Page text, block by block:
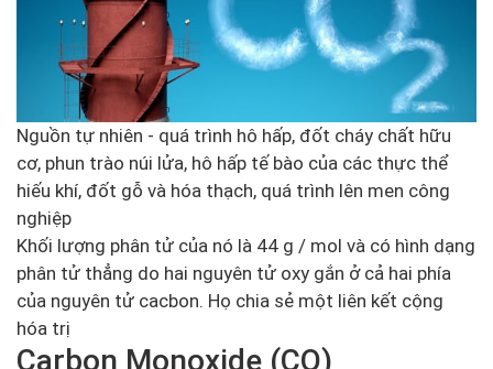
Nguồn tự nhiên - quá trình hô hấp, đốt cháy chất hữu
cơ, phun trào núi lửa, hô hấp tế bào của các thực thể
hiếu khí, đốt gỗ và hóa thạch, quá trình lên men công
nghiệp
Khối lượng phân tử của nó là 44 g / mol và có hình dạng
phân tử thẳng do hai nguyên tử oxy gắn ở cả hai phía
của nguyên tử cacbon. Họ chia sẻ một liên kết cộng
hóa trị
Carbon Monoxide (CO)